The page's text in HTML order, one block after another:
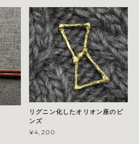
リグニン化したオリオン座のピ
ンズ
¥4,200